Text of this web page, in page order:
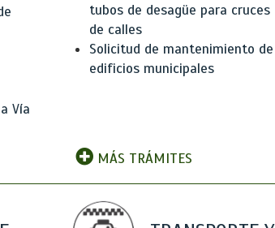
Vía
tubos de desagüe para cruces
de calles
Solicitud de mantenimiento de
edificios municipales
MÁS TRÁMITES